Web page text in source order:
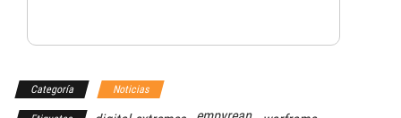
Categoría Noticias